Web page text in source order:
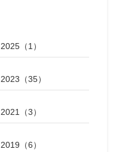
2025（1）
2023（35）
2021（3）
2019（6）